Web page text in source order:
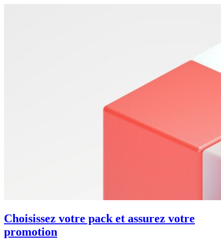
Choisissez votre pack et assurez votre
promotion